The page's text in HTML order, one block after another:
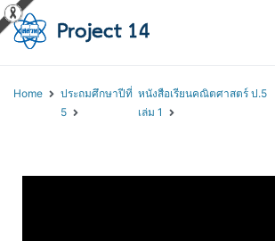
Home
ประถมศึกษาปีที่
5
หนังสือเรียนคณิตศาสตร์ ป.5
เล่ม 1